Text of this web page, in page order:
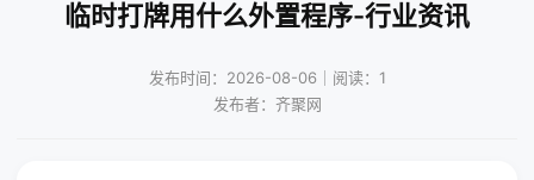
临时打牌用什么外置程序-行业资讯
发布时间：2026-08-06｜阅读：1
发布者：齐聚网